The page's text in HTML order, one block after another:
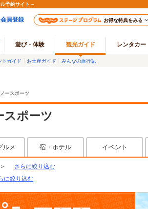
予約サイト～
会員登録 お得な特典をみる
遊び・体験 観光ガイド レンタカー
トガイド お土産ガイド みんなの旅行記
ースポーツ
スポーツ
ルメ 宿・ホテル イベント
＞
さらに絞り込む
に絞り込む